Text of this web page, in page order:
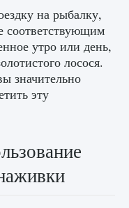
0 1
на рыбалку,
соответствующим
утро или день,
лосося.
значительно
эту